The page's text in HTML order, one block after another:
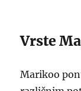
Vrste
Marikoo